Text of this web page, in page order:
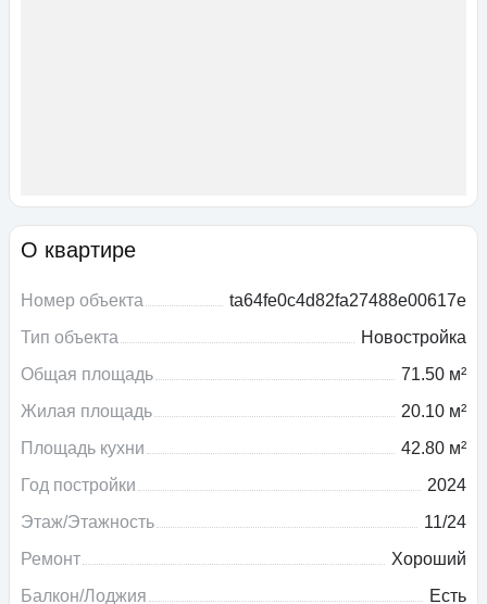
О квартире
Номер объекта
ta64fe0c4d82fa27488e00617e
Тип объекта
Новостройка
Общая площадь
71.50 м²
Жилая площадь
20.10 м²
Площадь кухни
42.80 м²
Год постройки
2024
Этаж/Этажность
11/24
Ремонт
Хороший
Балкон/Лоджия
Есть